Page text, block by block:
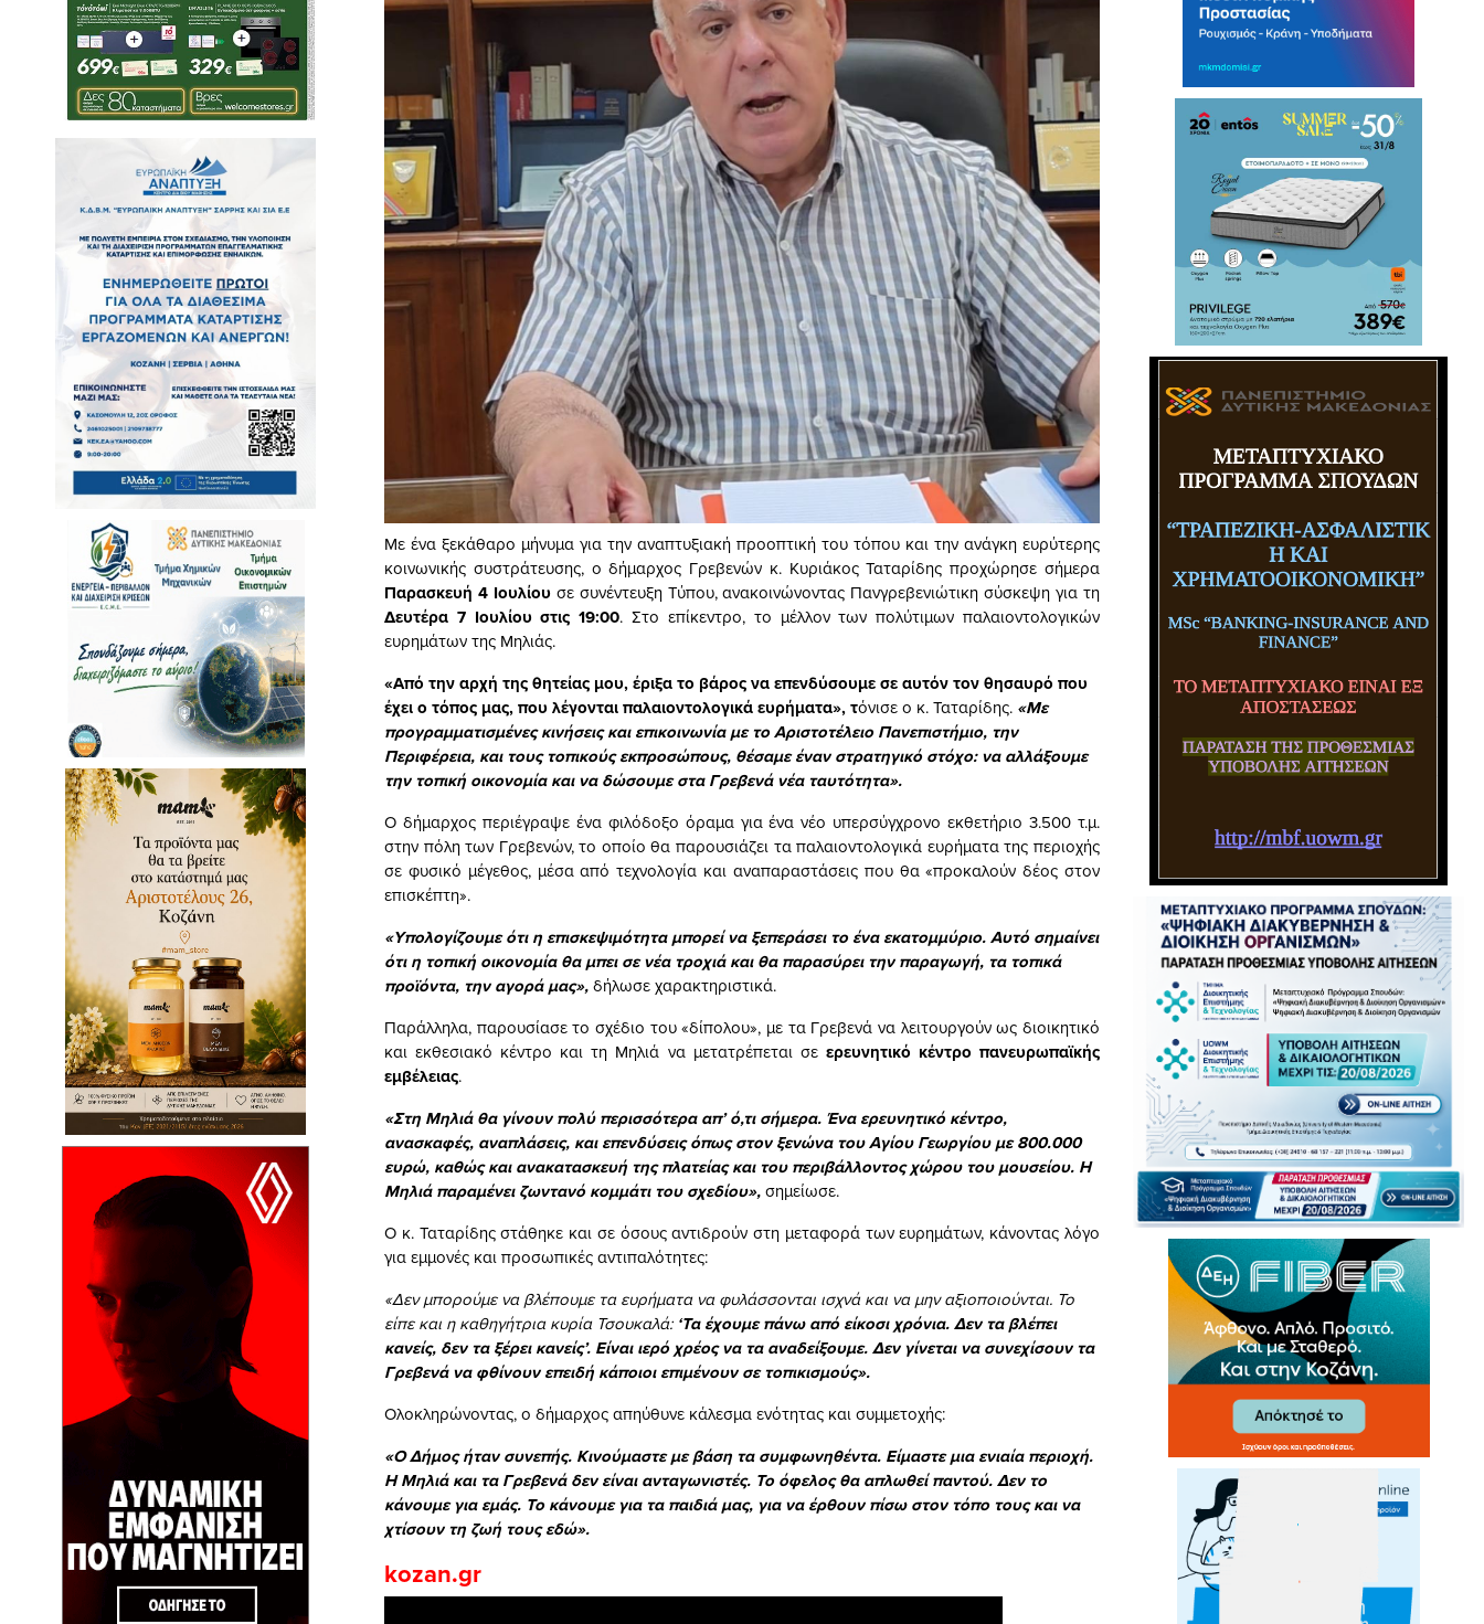
Με ένα ξεκάθαρο μήνυμα για την αναπτυξιακή προοπτική του τόπου και την ανάγκη ευρύτερης
κοινωνικής συστράτευσης, ο δήμαρχος Γρεβενών κ. Κυριάκος Ταταρίδης προχώρησε σήμερα
Παρασκευή 4 Ιουλίουσε συνέντευξη Τύπου, ανακοινώνοντας Πανγρεβενιώτικη σύσκεψη για τη
Δευτέρα 7 Ιουλίου στις 19:00. Στο επίκεντρο, το μέλλον των πολύτιμων παλαιοντολογικών
ευρημάτων της Μηλιάς.
«Από την αρχή της θητείας μου, έριξα το βάρος να επενδύσουμε σε αυτόν τον θησαυρό που
έχει ο τόπος μας, που λέγονται παλαιοντολογικά ευρήματα», τόνισε ο κ. Ταταρίδης. «Με
προγραμματισμένες κινήσεις και επικοινωνία με το Αριστοτέλειο Πανεπιστήμιο, την
Περιφέρεια, και τους τοπικούς εκπροσώπους, θέσαμε έναν στρατηγικό στόχο: να αλλάξουμε
την τοπική οικονομία και να δώσουμε στα Γρεβενά νέα ταυτότητα».
Ο δήμαρχος περιέγραψε ένα φιλόδοξο όραμα για ένα νέο υπερσύγχρονο εκθετήριο 3.500 τ.μ.
στην πόλη των Γρεβενών, το οποίο θα παρουσιάζει τα παλαιοντολογικά ευρήματα της περιοχής
σε φυσικό μέγεθος, μέσα από τεχνολογία και αναπαραστάσεις που θα «προκαλούν δέος στον
επισκέπτη».
«Υπολογίζουμε ότι η επισκεψιμότητα μπορεί να ξεπεράσει το ένα εκατομμύριο. Αυτό σημαίνει
ότι η τοπική οικονομία θα μπει σε νέα τροχιά και θα παρασύρει την παραγωγή, τα τοπικά
προϊόντα, την αγορά μας»,δήλωσε χαρακτηριστικά.
Παράλληλα, παρουσίασε το σχέδιο του «δίπολου», με τα Γρεβενά να λειτουργούν ως διοικητικό
και εκθεσιακό κέντρο και τη Μηλιά να μετατρέπεται σε ερευνητικό κέντρο πανευρωπαϊκής
εμβέλειας.
«Στη Μηλιά θα γίνουν πολύ περισσότερα απ’ ό,τι σήμερα. Ένα ερευνητικό κέντρο,
ανασκαφές, αναπλάσεις, και επενδύσεις όπως στον ξενώνα του Αγίου Γεωργίου με 800.000
ευρώ, καθώς και ανακατασκευή της πλατείας και του περιβάλλοντος χώρου του μουσείου. Η
Μηλιά παραμένει ζωντανό κομμάτι του σχεδίου»,σημείωσε.
Ο κ. Ταταρίδης στάθηκε και σε όσους αντιδρούν στη μεταφορά των ευρημάτων, κάνοντας λόγο
για εμμονές και προσωπικές αντιπαλότητες:
«Δεν μπορούμε να βλέπουμε τα ευρήματα να φυλάσσονται ισχνά και να μην αξιοποιούνται. Το
είπε και η καθηγήτρια κυρία Τσουκαλά: ‘Τα έχουμε πάνω από είκοσι χρόνια. Δεν τα βλέπει
κανείς, δεν τα ξέρει κανείς’. Είναι ιερό χρέος να τα αναδείξουμε. Δεν γίνεται να συνεχίσουν τα
Γρεβενά να φθίνουν επειδή κάποιοι επιμένουν σε τοπικισμούς».
Ολοκληρώνοντας, ο δήμαρχος απηύθυνε κάλεσμα ενότητας και συμμετοχής:
«Ο Δήμος ήταν συνεπής. Κινούμαστε με βάση τα συμφωνηθέντα. Είμαστε μια ενιαία περιοχή.
Η Μηλιά και τα Γρεβενά δεν είναι ανταγωνιστές. Το όφελος θα απλωθεί παντού. Δεν το
κάνουμε για εμάς. Το κάνουμε για τα παιδιά μας, για να έρθουν πίσω στον τόπο τους και να
χτίσουν τη ζωή τους εδώ».
kozan.gr